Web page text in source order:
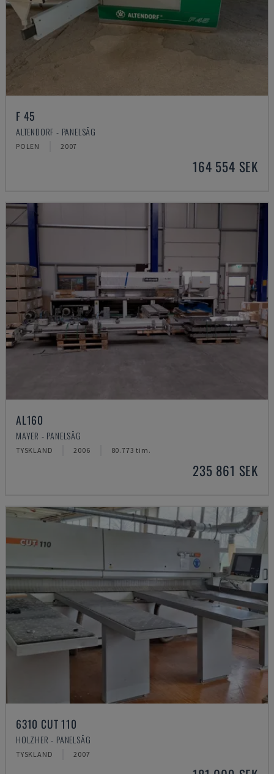
F 45
ALTENDORF - PANELSÅG
POLEN 2007
164 554 SEK
AL160
MAYER - PANELSÅG
TYSKLAND 2006 80.773 tim.
235 861 SEK
6310 CUT 110
HOLZHER - PANELSÅG
TYSKLAND 2007